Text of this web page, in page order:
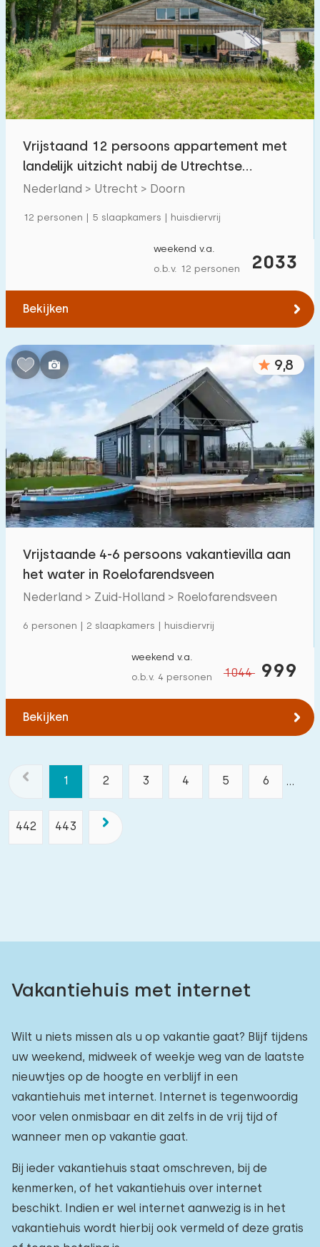
Vrijstaand 12 persoons appartement met
landelijk uitzicht nabij de Utrechtse
Heuvelrug
Nederland > Utrecht > Doorn
12 personen | 5 slaapkamers | huisdiervrij
2033
weekend v.a.
o.b.v. 12 personen
Bekijken
9,8
Vrijstaande 4-6 persoons vakantievilla aan
het water in Roelofarendsveen
Nederland > Zuid-Holland > Roelofarendsveen
6 personen | 2 slaapkamers | huisdiervrij
1044 999
weekend v.a.
o.b.v. 4 personen
Bekijken
1 2 3 4 5 6 ...
442 443
Vakantiehuis met internet
Wilt u niets missen als u op vakantie gaat? Blijf tijdens
uw weekend, midweek of weekje weg van de laatste
nieuwtjes op de hoogte en verblijf in een
vakantiehuis met internet. Internet is tegenwoordig
voor velen onmisbaar en dit zelfs in de vrij tijd of
wanneer men op vakantie gaat.
Bij ieder vakantiehuis staat omschreven, bij de
kenmerken, of het vakantiehuis over internet
beschikt. Indien er wel internet aanwezig is in het
vakantiehuis wordt hierbij ook vermeld of deze gratis